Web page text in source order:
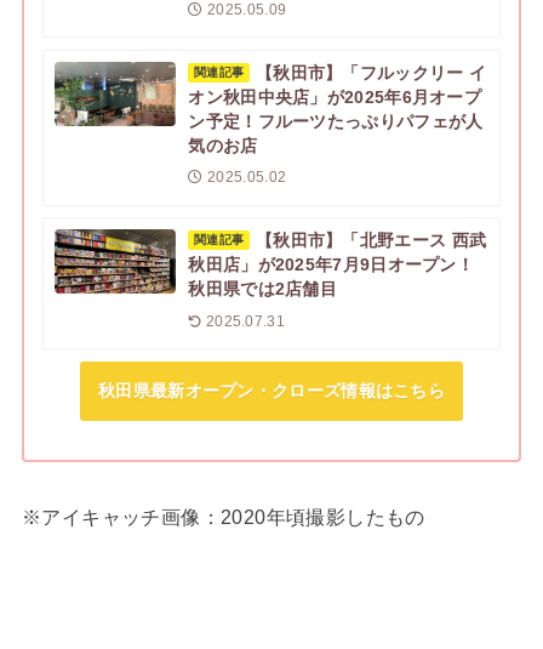
2025.05.09
関連記事
【秋田市】「フルックリー イ
オン秋田中央店」が2025年6月オープ
ン予定！フルーツたっぷりパフェが人
気のお店
2025.05.02
関連記事
【秋田市】「北野エース 西武
秋田店」が2025年7月9日オープン！
秋田県では2店舗目
2025.07.31
秋田県最新オープン・クローズ情報はこちら
※アイキャッチ画像：2020年頃撮影したもの